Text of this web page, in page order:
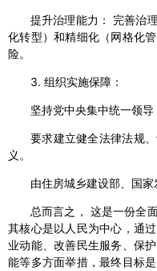
提升治理能力： 完善治
化转型）和精细化（网格化
险。
3. 组织实施保障：
坚持党中央集中统一领导
要求建立健全法律法规
义。
由住房城乡建设部、国家
总而言之， 这是一份全
其核心是以人民为中心，通
业动能、改善民生服务、保
能等多方面举措，最终目标